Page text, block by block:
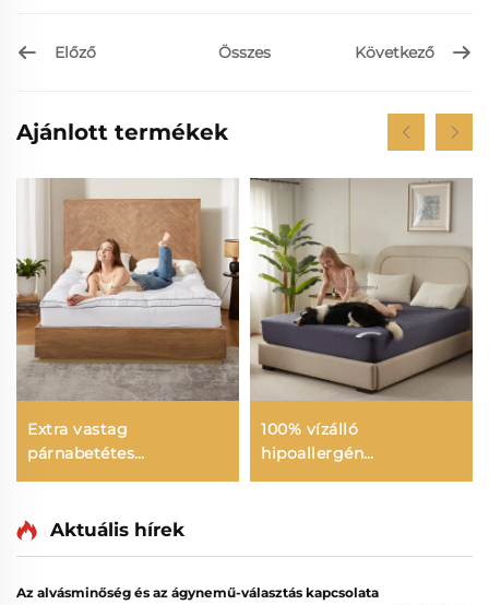
Előző Összes Következő
Ajánlott termékek
Extra vastag
párnabetétes
matracbetét Szállodai
matracbetét nyújtható
100% vízálló
hipoallergén
matracvédő mély
Aktuális hírek
Az alvásminőség és az ágynemű-választás kapcsolata